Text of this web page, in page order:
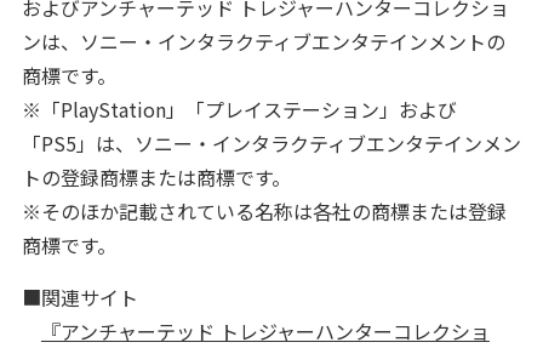
およびアンチャーテッド トレジャーハンターコレクショ
ンは、ソニー・インタラクティブエンタテインメントの
商標です。
※「PlayStation」「プレイステーション」および
「PS5」は、ソニー・インタラクティブエンタテインメン
トの登録商標または商標です。
※そのほか記載されている名称は各社の商標または登録
商標です。
■関連サイト
『アンチャーテッド トレジャーハンターコレクショ